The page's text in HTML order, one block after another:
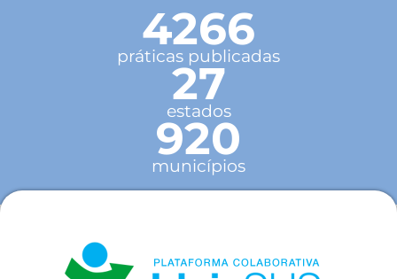
4266
práticas publicadas
27
estados
920
municípios